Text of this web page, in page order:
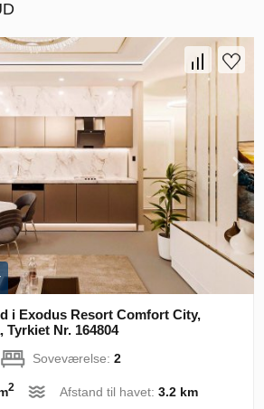
i Exodus Resort Comfort City,
Tyrkiet Nr. 164804
Soveværelse:2
2 Afstand til havet:3.2 km